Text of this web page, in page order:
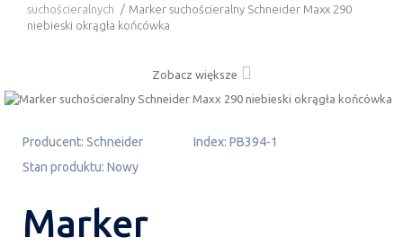
suchościeralnych
/ Marker suchościeralny Schneider Maxx 290
niebieski okrągła końcówka
Zobacz większe
Producent: Schneider Index: PB394-1
Stan produktu: Nowy
Marker